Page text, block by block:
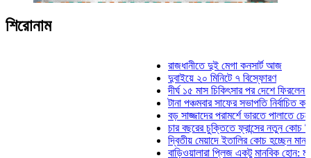
শিরোনাম
রাজধানীতে দুই মেগা কনসার্ট আজ
দুবাইয়ে ২০ মিনিটে ৭ বিস্ফোরণ
দীর্ঘ ১৫ মাস চিকিৎসার পর দেশে ফিরলেন ইলিয়াস
টানা পঞ্চমবার সাফের সভাপতি নির্বাচিত কাজী
বড় সাজ্জাদের পরামর্শে ভারতে পালাতে
চার বছরের চুক্তিতে ফ্রান্সের নতুন কোচ জিদান
দ্বিতীয় মেয়াদে ইতালির কোচ হচ্ছেন মানচিনি
বাড়িওয়ালারা প্লিজ একটু মানবিক হোন: মনিরা মিঠু